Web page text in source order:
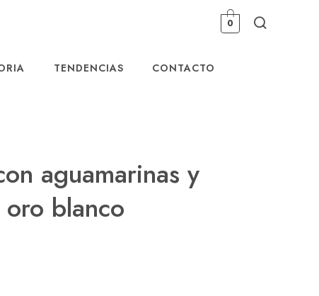
0
TENDENCIAS CONTACTO
aguamarinas y
blanco